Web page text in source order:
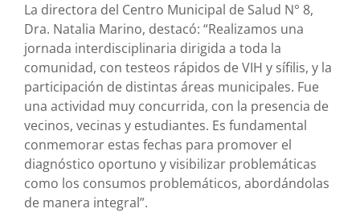
La directora del Centro Municipal de Salud N° 8,
Dra. Natalia Marino, destacó: “Realizamos una
jornada interdisciplinaria dirigida a toda la
comunidad, con testeos rápidos de VIH y sífilis, y la
participación de distintas áreas municipales. Fue
una actividad muy concurrida, con la presencia de
vecinos, vecinas y estudiantes. Es fundamental
conmemorar estas fechas para promover el
diagnóstico oportuno y visibilizar problemáticas
como los consumos problemáticos, abordándolas
de manera integral”.